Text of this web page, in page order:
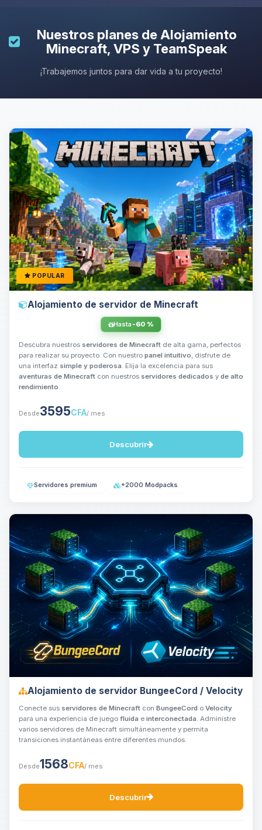
Nuestros planes de Alojamiento
Minecraft, VPS y TeamSpeak
¡Trabajemos juntos para dar vida a tu proyecto!
POPULAR
Alojamiento de servidor de Minecraft
Hasta -60 %
Descubra nuestros servidores de Minecraft de alta gama, perfectos
para realizar su proyecto. Con nuestro panel intuitivo, disfrute de
una interfaz simple y poderosa. Elija la excelencia para sus
aventuras de Minecraft con nuestros servidores dedicados y de alto
rendimiento.
Desde3595CFA/ mes
Descubrir
Servidores premium +2000 Modpacks
Alojamiento de servidor BungeeCord / Velocity
Conecte sus servidores de Minecraft con BungeeCord o Velocity
para una experiencia de juego fluida e interconectada. Administre
varios servidores de Minecraft simultáneamente y permita
transiciones instantáneas entre diferentes mundos.
Desde1568CFA/ mes
Descubrir